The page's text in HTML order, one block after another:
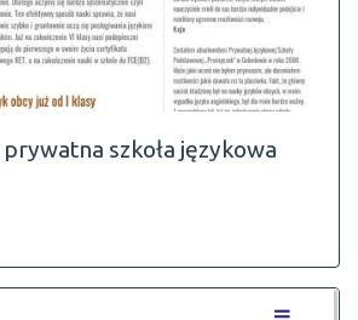
prywatna szkoła językowa